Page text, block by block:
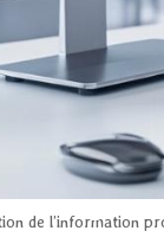
de l’information